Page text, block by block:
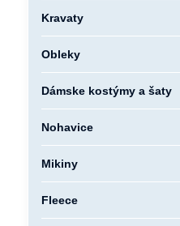
Kravaty
Obleky
Dámske kostýmy a šaty
Nohavice
Mikiny
Fleece